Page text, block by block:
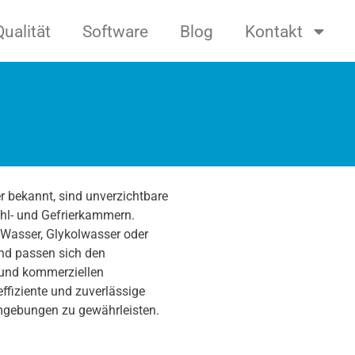
Software Blog Kontakt
bekannt, sind unverzichtbare
und Gefrierkammern.
Glykolwasser oder
passen sich den
kommerziellen
und zuverlässige
zu gewährleisten.